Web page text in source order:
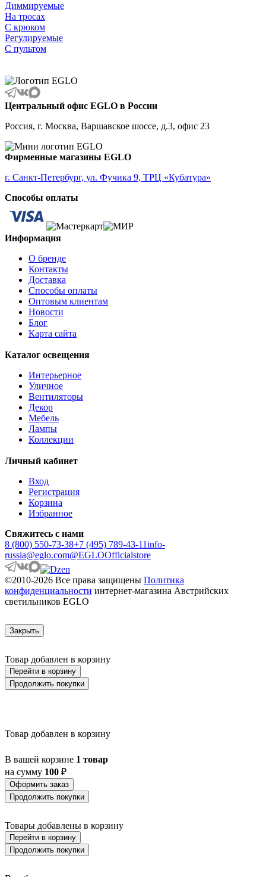
Диммируемые
На тросах
С крюком
Регулируемые
С пультом
Центральный офис EGLO в России
Россия, г. Москва, Варшавское шоссе, д.3, офис 23
Фирменные магазины EGLO
г. Санкт-Петербург, ул. Фучика 9, ТРЦ «Кубатура»
Способы оплаты
Информация
О бренде
Контакты
Доставка
Способы оплаты
Оптовым клиентам
Новости
Блог
Карта сайта
Каталог освещения
Интерьерное
Уличное
Вентиляторы
Декор
Мебель
Лампы
Коллекции
Личный кабинет
Вход
Регистрация
Корзина
Избранное
Свяжитесь с нами
8 (800) 550-73-38+7 (495) 789-43-11info-
russia@eglo.com@EGLOOfficialstore
©2010-2026 Все права защищены Политика
конфиденциальности интернет-магазина Австрийских
светильников EGLO
Закрыть
Товар добавлен в корзину
Перейти в корзину
Продолжить покупки
Товар добавлен в корзину
В вашей корзине 1 товар
на сумму 100 ₽
Оформить заказ
Продолжить покупки
Товары добавлены в корзину
Перейти в корзину
Продолжить покупки